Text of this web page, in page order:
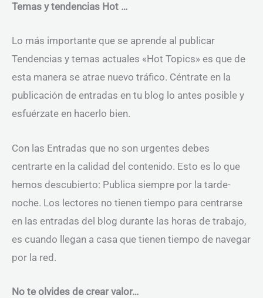
Temas y tendencias Hot …
Lo más importante que se aprende al publicar
Tendencias y temas actuales «Hot Topics» es que de
esta manera se atrae nuevo tráfico. Céntrate en la
publicación de entradas en tu blog lo antes posible y
esfuérzate en hacerlo bien.
Con las Entradas que no son urgentes debes
centrarte en la calidad del contenido. Esto es lo que
hemos descubierto: Publica siempre por la tarde-
noche. Los lectores no tienen tiempo para centrarse
en las entradas del blog durante las horas de trabajo,
es cuando llegan a casa que tienen tiempo de navegar
por la red.
No te olvides de crear valor…